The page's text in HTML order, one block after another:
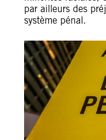
par ailleurs des
système pénal.